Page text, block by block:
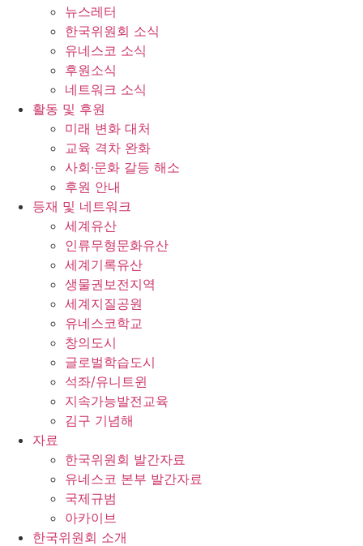
뉴스레터
한국위원회 소식
유네스코 소식
후원소식
네트워크 소식
활동 및 후원
미래 변화 대처
교육 격차 완화
사회∙문화 갈등 해소
후원 안내
등재 및 네트워크
세계유산
인류무형문화유산
세계기록유산
생물권보전지역
세계지질공원
유네스코학교
창의도시
글로벌학습도시
석좌/유니트윈
지속가능발전교육
김구 기념해
자료
한국위원회 발간자료
유네스코 본부 발간자료
국제규범
아카이브
한국위원회 소개